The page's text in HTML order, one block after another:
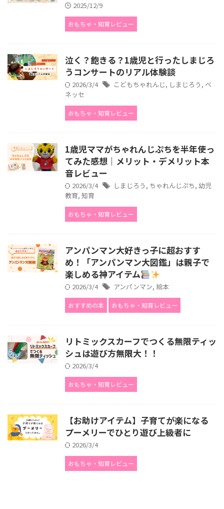
2025/12/9
おもちゃ・知育レビュー
泣く？飽きる？1歳児と行ったしまじろ
うコンサートのリアル体験談
2026/3/4 こどもちゃれんじ, しまじろう , ベ
ネッセ
おもちゃ・知育レビュー
1歳児ママがちゃれんじぷちを半年使っ
てみた感想｜メリット・デメリット本
音レビュー
2026/3/4 しまじろう , ちゃれんじぷち, 幼児
教育, 知育
おもちゃ・知育レビュー
アンパンマン大好きっ子に超おすす
め！「アンパンマン大図鑑」は親子で
楽しめる神アイテム
2026/3/4 アンパンマン, 絵本
おすすめの本 おもちゃ・知育レビュー
リトミックスカーフでつくる無限ティッ
シュは遊び方無限大！！
2026/3/4
おもちゃ・知育レビュー
【お助けアイテム】子育てが楽になる
プーメリーでひとり遊び上級者に
2026/3/4
おもちゃ・知育レビュー